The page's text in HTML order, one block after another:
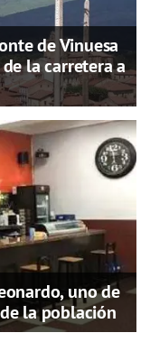
de Vinuesa
la carretera a
uno de
la población